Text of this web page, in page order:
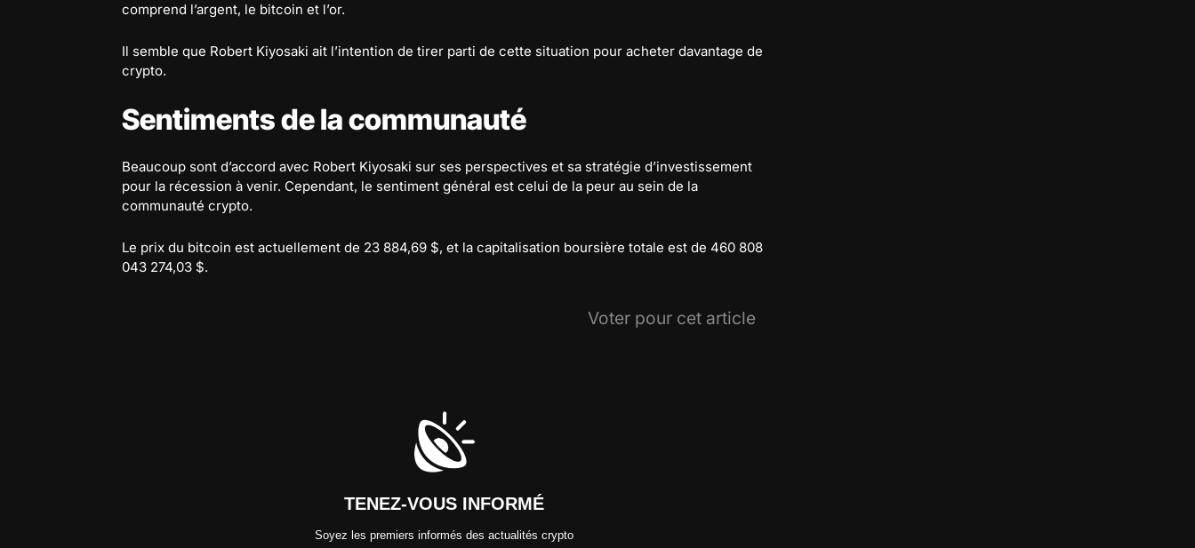
comprend l’argent, le bitcoin et l’or.
Il semble que Robert Kiyosaki ait l’intention de tirer parti de cette situation pour acheter davantage de
crypto.
Sentiments de la communauté
Beaucoup sont d’accord avec Robert Kiyosaki sur ses perspectives et sa stratégie d’investissement
pour la récession à venir. Cependant, le sentiment général est celui de la peur au sein de la
communauté crypto.
Le prix du bitcoin est actuellement de 23 884,69 $, et la capitalisation boursière totale est de 460 808
043 274,03 $.
Voter pour cet article
TENEZ-VOUS INFORMÉ
Soyez les premiers informés des actualités crypto